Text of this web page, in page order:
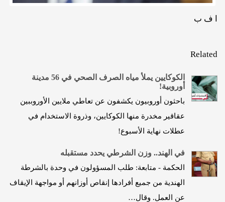
ا ف ب
Related
الكوكايين يملأ مياه الصرف الصحي في 56 مدينة
أوروبية!
باحثون أوروبيون يكشفون عن تعاطي ملايين الأوروببين
عقاقير مخدرة منها الكوكايين، وذروة الاستخدام في
عطلات نهاية الأسبوع!
في الهند.. وزن الشرطي يحدد مستقبله
الحكمة - متابعة: طلب المسؤولون في وحدة بالشرطة
الهندية من جميع أفرادها إنقاص أوزانهم أو مواجهة الإيقاف
عن العمل. وقال…